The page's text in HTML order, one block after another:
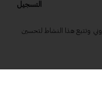
التسجيل
وتتبع هذا النشاط لتحسين